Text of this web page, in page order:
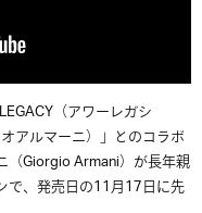
LEGACY（アワーレガシ
アルマーニ）」とのコラボ
（Giorgio Armani）が長年親
で、発売日の11月17日に先